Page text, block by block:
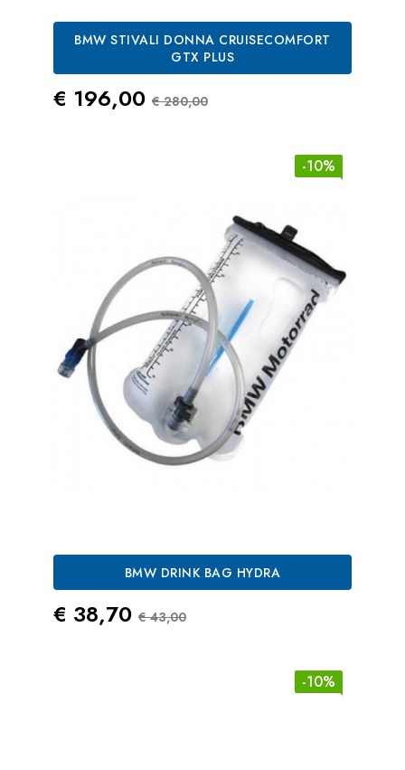
BMW STIVALI DONNA CRUISECOMFORT
GTX PLUS
Prezzo
€ 196,00 Prezzo Standard
€ 280,00
-10%
BMW DRINK BAG HYDRA
Prezzo
€ 38,70 Prezzo Standard
€ 43,00
-10%